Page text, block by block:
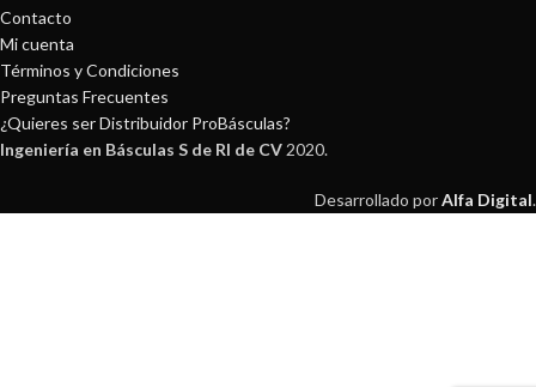
Contacto
Mi cuenta
Términos y Condiciones
Preguntas Frecuentes
¿Quieres ser Distribuidor ProBásculas?
Ingeniería en Básculas S de Rl de CV 2020.
Desarrollado porAlfa Digital.